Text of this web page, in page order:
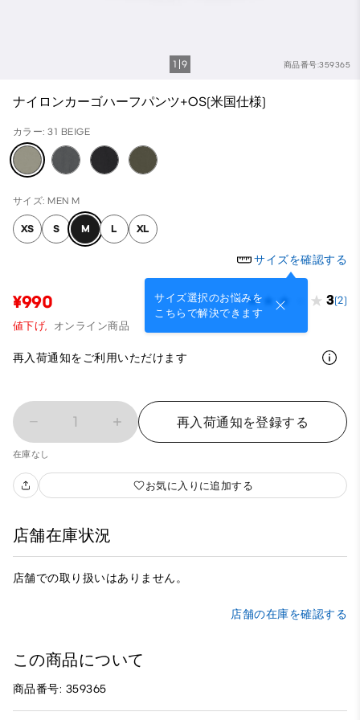
商品番号:359365
1 9
ナイロンカーゴハーフパンツ+OS(米国仕様)
カラー: 31 BEIGE
サイズ: MEN M
XS S M L XL
サイズを確認する
サイズ選択のお悩みを
こちらで解決できます
¥990 3(2)
値下げ, オンライン商品
再入荷通知をご利用いただけます
1 再入荷通知を登録する
在庫なし
お気に入りに追加する
店舗在庫状況
店舗での取り扱いはありません。
店舗の在庫を確認する
この商品について
商品番号: 359365